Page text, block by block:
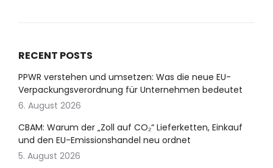
RECENT POSTS
PPWR verstehen und umsetzen: Was die neue EU-
Verpackungsverordnung für Unternehmen bedeutet
6. August 2026
CBAM: Warum der „Zoll auf CO₂“ Lieferketten, Einkauf
und den EU-Emissionshandel neu ordnet
5. August 2026